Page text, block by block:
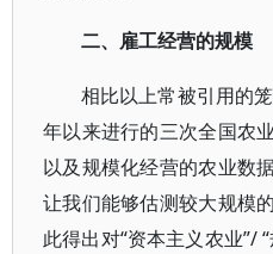
二、雇工经营的规模
相比以上常被引用的
年以来进行的三次全国农
以及规模化经营的农业数
让我们能够估测较大规模
此得出对“资本主义农业”/